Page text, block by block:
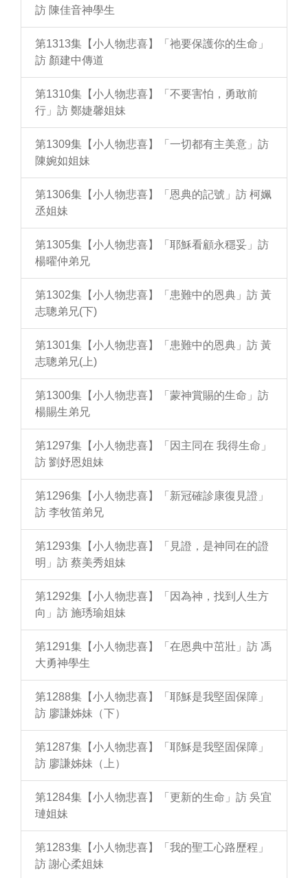
訪 陳佳音神學生
第1313集【小人物悲喜】「祂要保護你的生命」
訪 顏建中傳道
第1310集【小人物悲喜】「不要害怕，勇敢前
行」訪 鄭婕馨姐妹
第1309集【小人物悲喜】「一切都有主美意」訪
陳婉如姐妹
第1306集【小人物悲喜】「恩典的記號」訪 柯姵
丞姐妹
第1305集【小人物悲喜】「耶穌看顧永穩妥」訪
楊曜仲弟兄
第1302集【小人物悲喜】「患難中的恩典」訪 黃
志聰弟兄(下)
第1301集【小人物悲喜】「患難中的恩典」訪 黃
志聰弟兄(上)
第1300集【小人物悲喜】「蒙神賞賜的生命」訪
楊賜生弟兄
第1297集【小人物悲喜】「因主同在 我得生命」
訪 劉妤恩姐妹
第1296集【小人物悲喜】「新冠確診康復見證」
訪 李牧笛弟兄
第1293集【小人物悲喜】「見證，是神同在的證
明」訪 蔡美秀姐妹
第1292集【小人物悲喜】「因為神，找到人生方
向」訪 施琇瑜姐妹
第1291集【小人物悲喜】「在恩典中茁壯」訪 馮
大勇神學生
第1288集【小人物悲喜】「耶穌是我堅固保障」
訪 廖謙姊妹（下）
第1287集【小人物悲喜】「耶穌是我堅固保障」
訪 廖謙姊妹（上）
第1284集【小人物悲喜】「更新的生命」訪 吳宜
璉姐妹
第1283集【小人物悲喜】「我的聖工心路歷程」
訪 謝心柔姐妹